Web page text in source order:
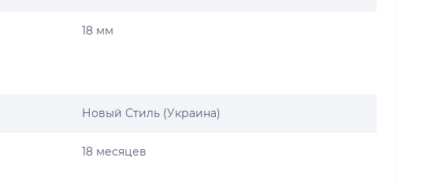
18 мм
Новый Стиль (Украина)
18 месяцев